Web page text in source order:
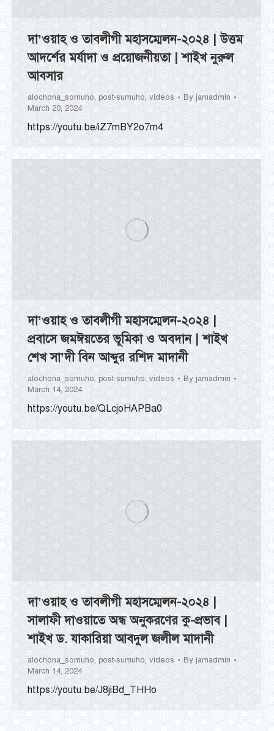
দা’ওয়াহ ও তাবলীগী মহাসম্মেলন-২০২৪ | উত্তম
আদর্শের মর্যাদা ও প্রয়োজনীয়তা | শাইখ নুরুল
আবসার
alochona_somuho, post-sumuho, videos By jamadmin
March 20, 2024
https://youtu.be/iZ7mBY2o7m4
দা’ওয়াহ ও তাবলীগী মহাসম্মেলন-২০২৪ |
প্রবাসে জমঈয়তের ভূমিকা ও অবদান | শাইখ
শেখ সা’দী বিন আব্দুর রশিদ মাদানী
alochona_somuho, post-sumuho, videos By jamadmin
March 14, 2024
https://youtu.be/QLcjoHAPBa0
দা’ওয়াহ ও তাবলীগী মহাসম্মেলন-২০২৪ |
সালাফী দাওয়াতে অন্ধ অনুকরণের কু-প্রভাব |
শাইখ ড. যাকারিয়া আবদুল জলীল মাদানী
alochona_somuho, post-sumuho,videos By jamadmin
March 14, 2024
https://youtu.be/J8jiBd_THHo